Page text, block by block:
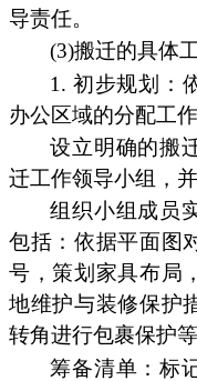
导责任。
(3)搬迁的具体
1. 初步规划：
办公区域的分配工作
设立明确的搬
迁工作领导小组，
组织小组成员
包括：依据平面图
号，策划家具布局
地维护与装修保护
转角进行包裹保护等
筹备清单：标